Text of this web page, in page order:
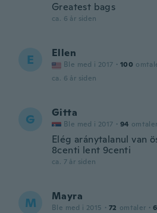
Greatest bags
ca. 6 år siden
E Ellen
Ble med i 2017 · 100
ca. 6 år siden
G Gitta
Ble med i 2017 · 94 omtaler
Elég aránytalanul van
8centi lent 9centi
ca. 7 år siden
M Mayra
Ble med i 2015 · 72 omtaler · 6